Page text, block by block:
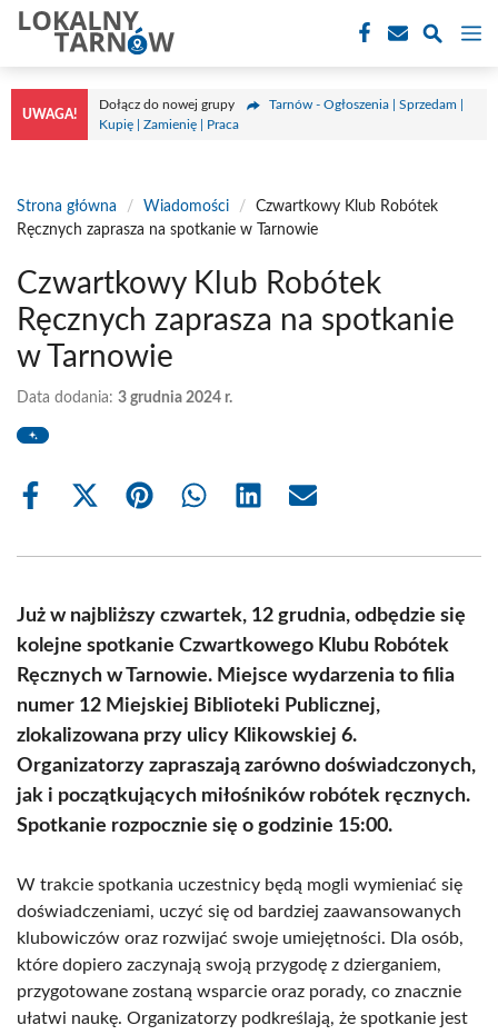
Przejdź
treści
UWAGA!
Dołącz do nowej grupy
Tarnów - Ogłoszenia | Sprzedam |
Kupię | Zamienię | Praca
Strona główna / Wiadomości /
Czwartkowy Klub Robótek
Ręcznych zaprasza na spotkanie w Tarnowie
Czwartkowy Klub Robótek
Ręcznych zaprasza na spotkanie
w Tarnowie
Data dodania: 3 grudnia 2024 r.
Share
Share
(Twitter)
Share Share Share Share
Już w najbliższy czwartek, 12 grudnia, odbędzie się
kolejne spotkanie Czwartkowego Klubu Robótek
Ręcznych w Tarnowie. Miejsce wydarzenia to filia
numer 12 Miejskiej Biblioteki Publicznej,
zlokalizowana przy ulicy Klikowskiej 6.
Organizatorzy zapraszają zarówno doświadczonych,
jak i początkujących miłośników robótek ręcznych.
Spotkanie rozpocznie się o godzinie 15:00.
W trakcie spotkania uczestnicy będą mogli wymieniać się
doświadczeniami, uczyć się od bardziej zaawansowanych
klubowiczów oraz rozwijać swoje umiejętności. Dla osób,
które dopiero zaczynają swoją przygodę z dzierganiem,
przygotowane zostaną wsparcie oraz porady, co znacznie
ułatwi naukę. Organizatorzy podkreślają, że spotkanie jest